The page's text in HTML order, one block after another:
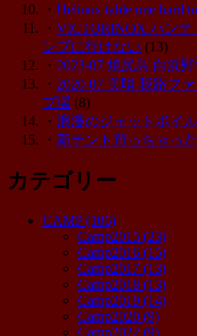
・ Helinox table one hard
・ VICTORINOX ハンテ
ンプに行けない (13)
・ 2023-07 焼尻島 白浜
・ 2020-07 美唄 我路フ
プ場 (8)
・ 浪漫のジェットボイ
・ 新テント買っちゃっ
カテゴリー
CAMP(106)
Camp2015 (23)
Camp2016 (15)
Camp2017 (13)
Camp2018 (13)
Camp2019 (14)
Camp2020 (9)
Camp2022 (9)